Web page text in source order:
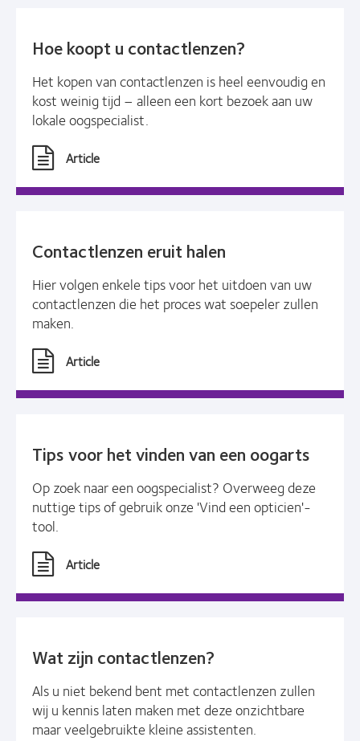
Hoe koopt u contactlenzen?
Het kopen van contactlenzen is heel eenvoudig en
kost weinig tijd – alleen een kort bezoek aan uw
lokale oogspecialist.
Article
Contactlenzen eruit halen
Hier volgen enkele tips voor het uitdoen van uw
contactlenzen die het proces wat soepeler zullen
maken.
Article
Tips voor het vinden van een oogarts
Op zoek naar een oogspecialist? Overweeg deze
nuttige tips of gebruik onze 'Vind een opticien'-
tool.
Article
Wat zijn contactlenzen?
Als u niet bekend bent met contactlenzen zullen
wij u kennis laten maken met deze onzichtbare
maar veelgebruikte kleine assistenten.